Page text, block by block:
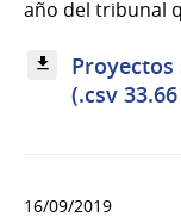
año del tribunal
(.csv
16/09/2019